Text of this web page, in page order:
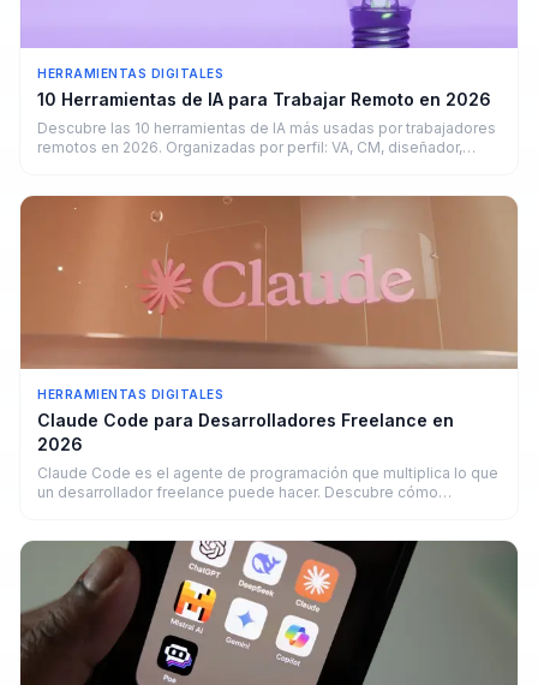
HERRAMIENTAS DIGITALES
10 Herramientas de IA para Trabajar Remoto en 2026
Descubre las 10 herramientas de IA más usadas por trabajadores
remotos en 2026. Organizadas por perfil: VA, CM, diseñador,
HERRAMIENTAS DIGITALES
Claude Code para Desarrolladores Freelance en
2026
Claude Code es el agente de programación que multiplica lo que
un desarrollador freelance puede hacer. Descubre cómo